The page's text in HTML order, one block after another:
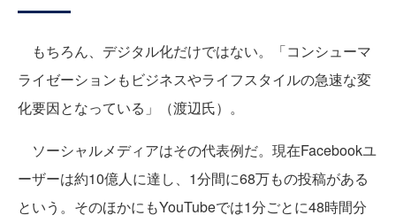
もちろん、デジタル化だけではない。「コンシューマ
ライゼーションもビジネスやライフスタイルの急速な変
化要因となっている」（渡辺氏）。
ソーシャルメディアはその代表例だ。現在Facebookユ
ーザーは約10億人に達し、1分間に68万もの投稿がある
という。そのほかにもYouTubeでは1分ごとに48時間分